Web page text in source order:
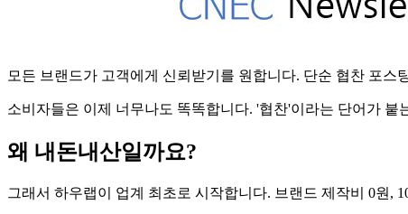
모든 브랜드가 고객에게 신뢰받기를 원합니다. 단순 협찬 포
소비자들은 이제 너무나도 똑똑합니다. '협찬'이라는 단어가
왜 내돈내산일까요?
그래서 하우랩이 업계 최초로 시작합니다. 브랜드 제작비 0원,